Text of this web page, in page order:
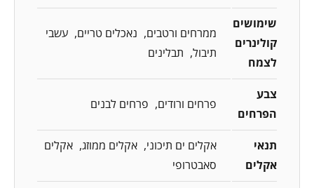
שימושים
קולינרים
לצמח
ממרחים ורטבים נאכלים טריים
עשבי
תיבול
תבלינים
צבע
הפרחים
פרחים ורודים פרחים לבנים
תנאי
אקלים
אקלים ים תיכוני אקלים ממוזג אקלים
סאבטרופי